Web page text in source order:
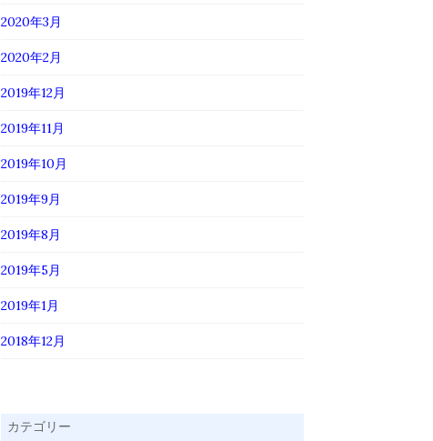
2020年3月
2020年2月
2019年12月
2019年11月
2019年10月
2019年9月
2019年8月
2019年5月
2019年1月
2018年12月
カテゴリー